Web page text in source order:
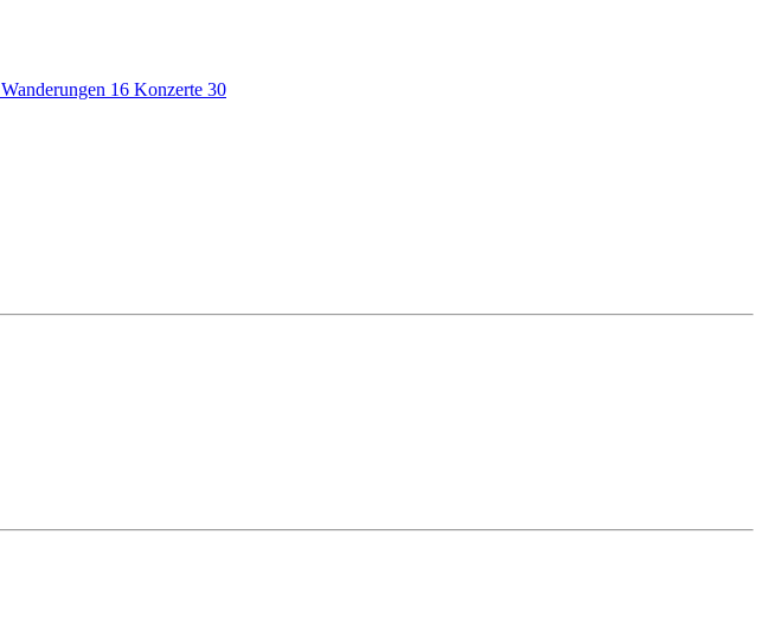
Wanderungen 16 Konzerte 30